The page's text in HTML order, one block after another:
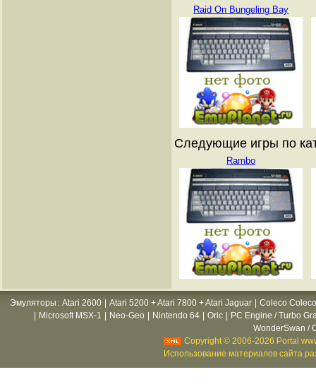
Raid On Bungeling Bay
Следующие игры по
Rambo
Эмуляторы : Atari 2600 Atari 5200 + Atari 7800 + Atari Jaguar
Coleco
Microsoft MSX-1 Neo-Geo Nintendo 64 Oric
PC Engine / Turbo
WonderSwan /
Copyright © 2006-2026 Portal
Использование материалов сайта